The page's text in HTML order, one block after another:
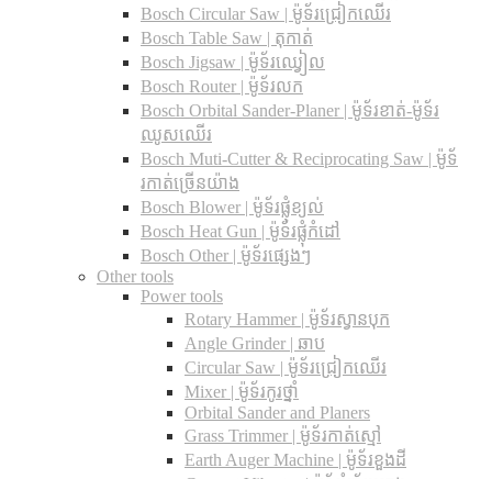
Bosch Circular Saw | ម៉ូទ័រជ្រៀកឈើរ
Bosch Table Saw | តុកាត់
Bosch Jigsaw | ម៉ូទ័រឈ្វៀល
Bosch Router | ម៉ូទ័រលក
Bosch Orbital Sander-Planer​ | ម៉ូទ័រខាត់-ម៉ូទ័រ
ឈូសឈើរ
Bosch Muti-Cutter & Reciprocating Saw​ | ម៉ូទ័
រកាត់ច្រើនយ៉ាង
Bosch Blower | ម៉ូទ័រផ្លុំខ្យល់
Bosch Heat Gun | ម៉ូទ័រផ្លុំកំដៅ
Bosch Other | ម៉ូទ័រផ្សេងៗ
Other tools
Power tools
Rotary Hammer | ម៉ូទ័រស្វានបុក
Angle Grinder | ឆាប
Circular Saw​ | ម៉ូទ័រជ្រៀកឈើរ
Mixer | ម៉ូទ័រកូរថ្នាំ
Orbital Sander and Planers
Grass Trimmer | ម៉ូទ័រកាត់ស្មៅ
Earth Auger Machine | ម៉ូទ័រខួងដី